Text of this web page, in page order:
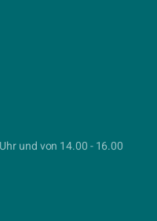
und von 14.00 - 16.00